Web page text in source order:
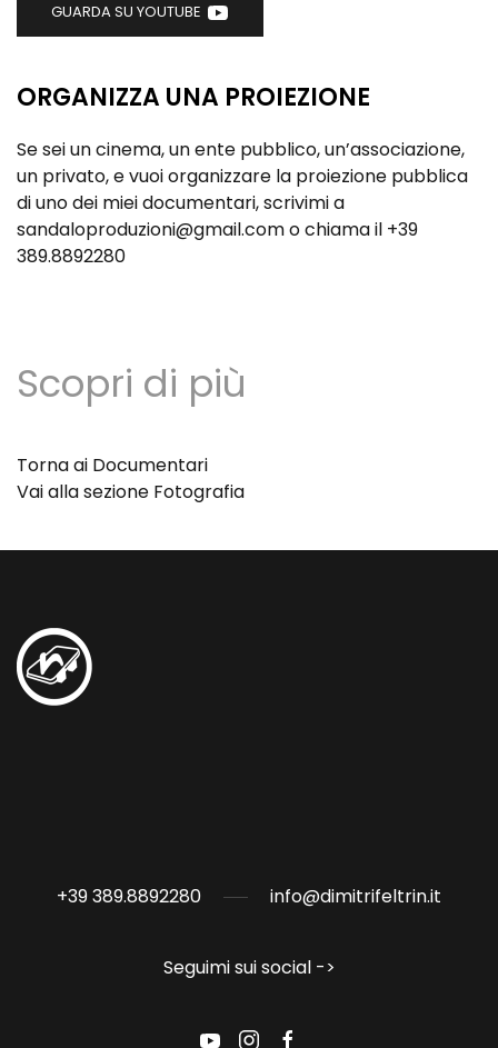
GUARDA SU YOUTUBE
ORGANIZZA UNA PROIEZIONE
Se sei un cinema, un ente pubblico, un’associazione,
un privato, e vuoi organizzare la proiezione pubblica
di uno dei miei documentari, scrivimi a
sandaloproduzioni@gmail.como chiama il +39
389.8892280
Scopri di più
Torna ai Documentari
Vai alla sezione Fotografia
+39 389.8892280 info@dimitrifeltrin.it
Seguimi sui social ->